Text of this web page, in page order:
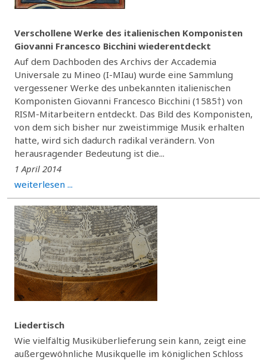
Verschollene Werke des italienischen Komponisten
Giovanni Francesco Bicchini wiederentdeckt
Auf dem Dachboden des Archivs der Accademia
Universale zu Mineo (I-MIau) wurde eine Sammlung
vergessener Werke des unbekannten italienischen
Komponisten Giovanni Francesco Bicchini (1585†) von
RISM-Mitarbeitern entdeckt. Das Bild des Komponisten,
von dem sich bisher nur zweistimmige Musik erhalten
hatte, wird sich dadurch radikal verändern. Von
herausragender Bedeutung ist die...
1 April 2014
weiterlesen ...
Liedertisch
Wie vielfältig Musiküberlieferung sein kann, zeigt eine
außergewöhnliche Musikquelle im königlichen Schloss